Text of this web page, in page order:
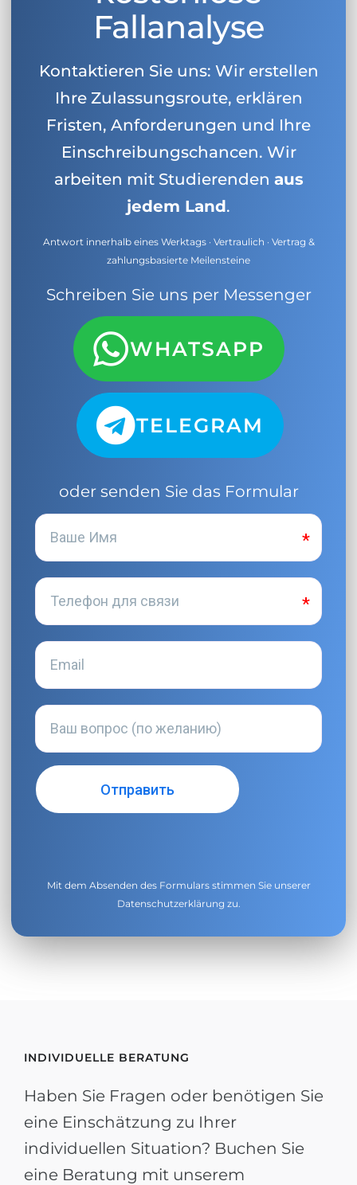
Fallanalyse
Kontaktieren Sie uns: Wir erstellen
Ihre Zulassungsroute, erklären
Fristen, Anforderungen und Ihre
Einschreibungschancen. Wir
arbeiten mit Studierenden aus
jedem Land.
Antwort innerhalb eines Werktags · Vertraulich · Vertrag &
zahlungsbasierte Meilensteine
Schreiben Sie uns per Messenger
WHATSAPP
TELEGRAM
oder senden Sie das Formular
Mit dem Absenden des Formulars stimmen Sie unserer
Datenschutzerklärung zu.
INDIVIDUELLE BERATUNG
Haben Sie Fragen oder benötigen Sie
eine Einschätzung zu Ihrer
individuellen Situation? Buchen Sie
eine Beratung mit unserem